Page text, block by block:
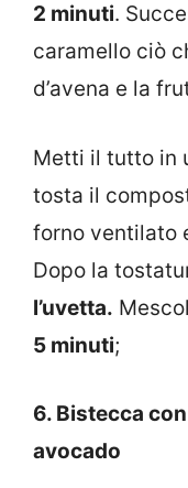
2 minuti.
caramello ciò
d’avena e la
Metti il tutto in
tosta il
forno ventilato
Dopo la
l’uvetta.
5 minuti;
6. Bistecca
avocado